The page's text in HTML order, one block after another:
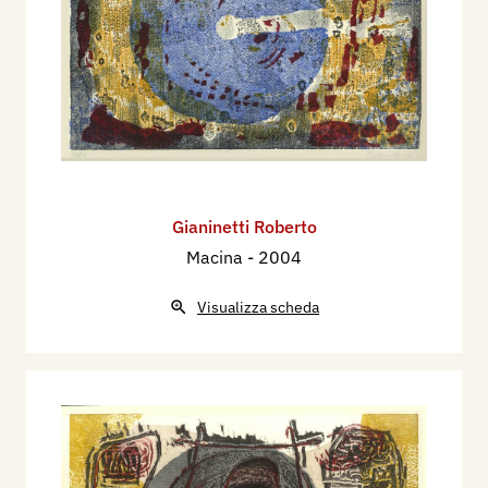
2002 - “Premio Parigi” di incisione, Calenzano
(FI). “Assoc. delle Arti Danesi e Acc. Brera” 13
esposizioni itineranti, Danimarca.
2003 - “Sestri come Montmartre”, Genova Sestri,
premio. 6^ Biennale Internazionale di Incisione,
Auditorium S. Chiara, Vercelli, collettiva. “Tracce
e Simulacri di un Labirinto”, xilografie e
2004 - “Sestri come Montmartre” Genova Sestri,
collettiva. Premio Nazionale delle Arti, Museo
degli Strumenti Musicali, Roma, finalista.
Gianinetti Roberto
Macina - 2004
Visualizza scheda